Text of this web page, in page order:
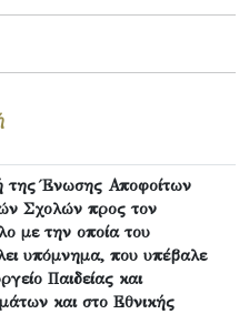
της Ένωσης Αποφοίτων
Σχολών προς τον
με την οποία του
υπόμνημα, που υπέβαλε
Παιδείας και
και στο Εθνικής